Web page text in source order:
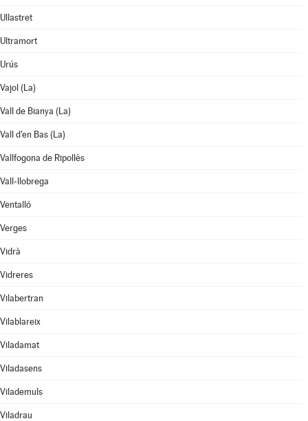
Ullastret
Ultramort
Urús
Vajol (La)
Vall de Bianya (La)
Vall d'en Bas (La)
Vallfogona de Ripollès
Vall-llobrega
Ventalló
Verges
Vidrà
Vidreres
Vilabertran
Vilablareix
Viladamat
Viladasens
Vilademuls
Viladrau